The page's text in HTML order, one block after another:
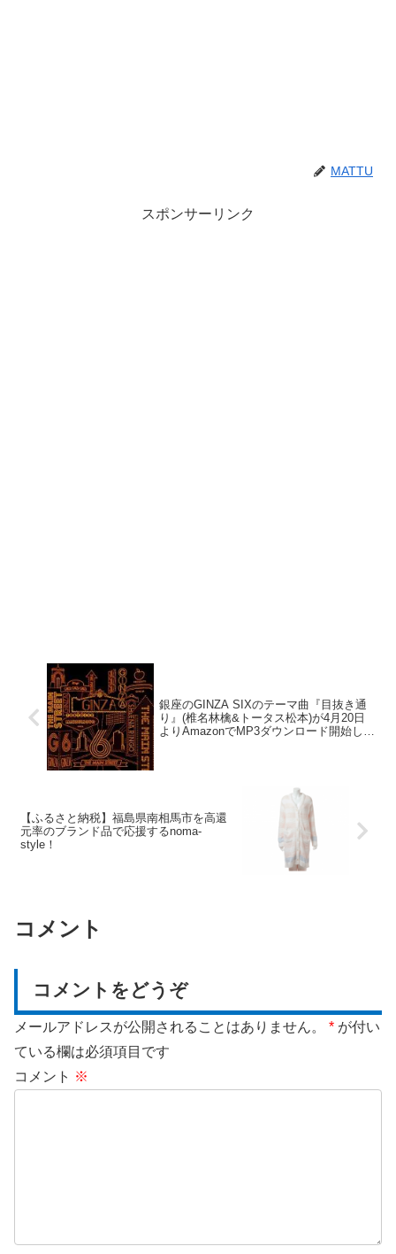
MATTU
スポンサーリンク
銀座のGINZA SIXのテーマ曲『目抜き通
り』(椎名林檎&トータス松本)が4月20日
よりAmazonでMP3ダウンロード開始して
【ふるさと納税】福島県南相馬市を高還
元率のブランド品で応援するnoma-
style！
コメント
コメントをどうぞ
メールアドレスが公開されることはありません。 * が付い
ている欄は必須項目です
コメント ※